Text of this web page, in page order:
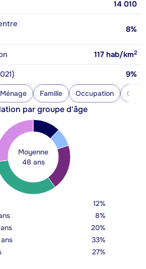
14 010
8%
117 hab/km2
9%
Ménage Famille Occupation
par groupe d'âge
Moyenne
48 ans
12%
8%
20%
33%
27%